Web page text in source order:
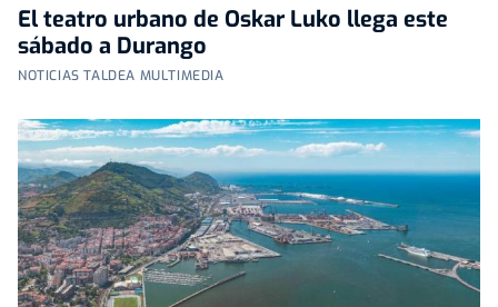
El teatro urbano de Oskar Luko llega este
sábado a Durango
NOTICIAS TALDEA MULTIMEDIA